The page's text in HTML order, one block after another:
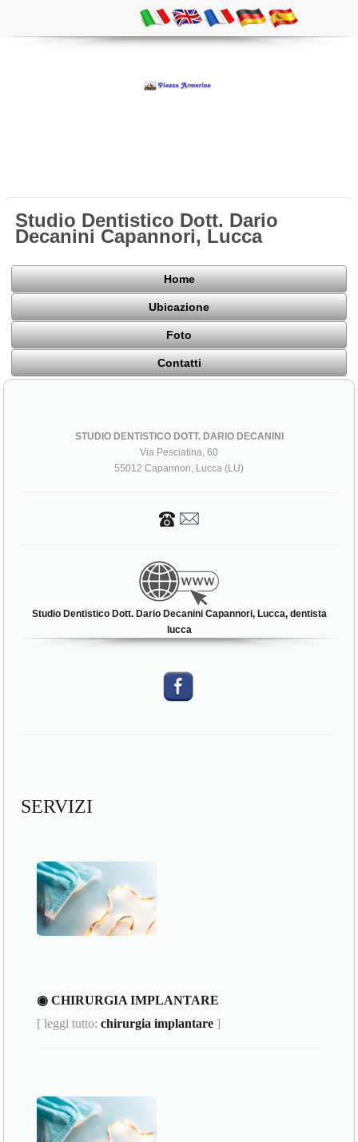
Studio Dentistico Dott. Dario
Decanini Capannori, Lucca
Home
Ubicazione
Foto
Contatti
STUDIO DENTISTICO DOTT. DARIO DECANINI
Via Pesciatina, 60
55012 Capannori, Lucca (LU)
Studio Dentistico Dott. Dario Decanini Capannori, Lucca, dentista
lucca
SERVIZI
◉ CHIRURGIA IMPLANTARE
[ leggi tutto:chirurgia implantare ]